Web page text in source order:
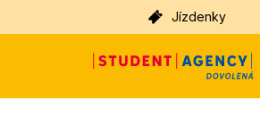
Jízdenky